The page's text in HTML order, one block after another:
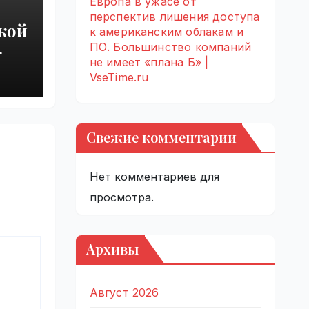
перспектив лишения доступа
к американским облакам и
ПО. Большинство компаний
не имеет «плана Б» |
VseTime.ru
Свежие комментарии
Нет комментариев для
просмотра.
Архивы
Август 2026